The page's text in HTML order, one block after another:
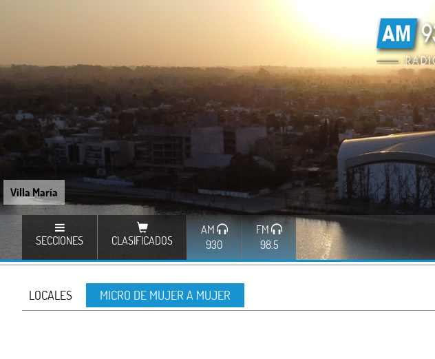
Villa María
SECCIONES CLASIFICADOS
AM
930
FM
98.5
LOCALES MICRO DE MUJER A MUJER